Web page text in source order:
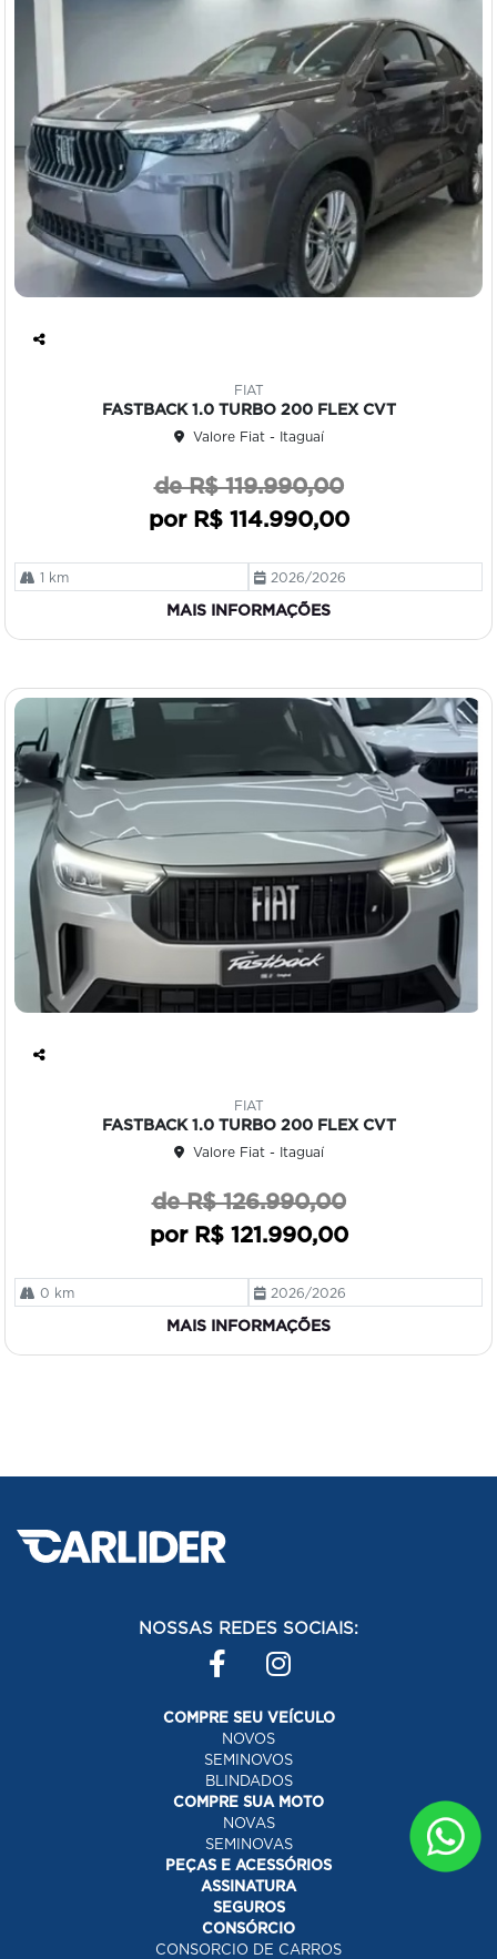
FIAT
FASTBACK 1.0 TURBO 200 FLEX CVT
Valore Fiat - Itaguaí
de R$ 119.990,00
por R$ 114.990,00
1 km 2026/2026
MAIS INFORMAÇÕES
FIAT
FASTBACK 1.0 TURBO 200 FLEX CVT
Valore Fiat - Itaguaí
de R$ 126.990,00
por R$ 121.990,00
0 km 2026/2026
MAIS INFORMAÇÕES
NOSSAS REDES SOCIAIS:
COMPRE SEU VEÍCULO
NOVOS
SEMINOVOS
BLINDADOS
COMPRE SUA MOTO
NOVAS
SEMINOVAS
PEÇAS E ACESSÓRIOS
ASSINATURA
SEGUROS
CONSÓRCIO
CONSORCIO DE CARROS